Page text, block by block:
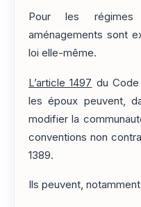
Pour les régimes
aménagements sont
loi elle-même.
L’article 1497 du
les époux peuvent,
modifier la
conventions non
1389.
Ils peuvent,